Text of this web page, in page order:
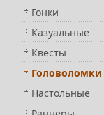
Гонки
Казуальные
Квесты
Головоломки
Настольные